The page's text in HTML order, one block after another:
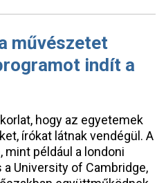
művészetet
indít a
hogy az egyetemek
írókat látnak vendégül. A
például a londoni
a University of Cambridge,